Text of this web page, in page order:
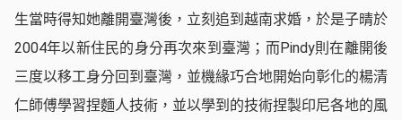
生當時得知她離開臺灣後，立刻追到越南求婚，於是子晴於
2004年以新住民的身分再次來到臺灣；而Pindy則在離開後
三度以移工身分回到臺灣，並機緣巧合地開始向彰化的楊清
仁師傅學習捏麵人技術，並以學到的技術捏製印尼各地的風